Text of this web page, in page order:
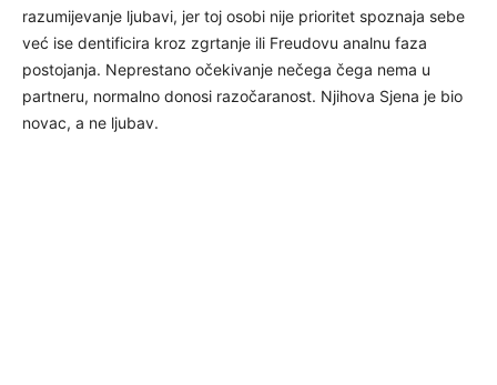
razumijevanje ljubavi, jer toj osobi nije prioritet spoznaja sebe
već ise dentificira kroz zgrtanje ili Freudovu analnu faza
postojanja. Neprestano očekivanje nečega čega nema u
partneru, normalno donosi razočaranost. Njihova Sjena je bio
novac, a ne ljubav.